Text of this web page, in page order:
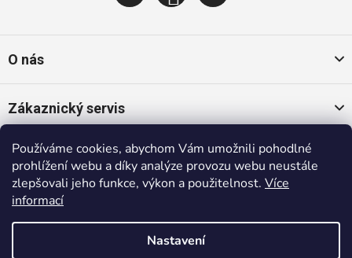
Používáme cookies, abychom Vám umožnili pohodlné
prohlížení webu a díky analýze provozu webu neustále
zlepšovali jeho funkce, výkon a použitelnost. Více
informací
Nastavení
O nás
Zákaznický servis
Oblíbené kategorie
Populární značky